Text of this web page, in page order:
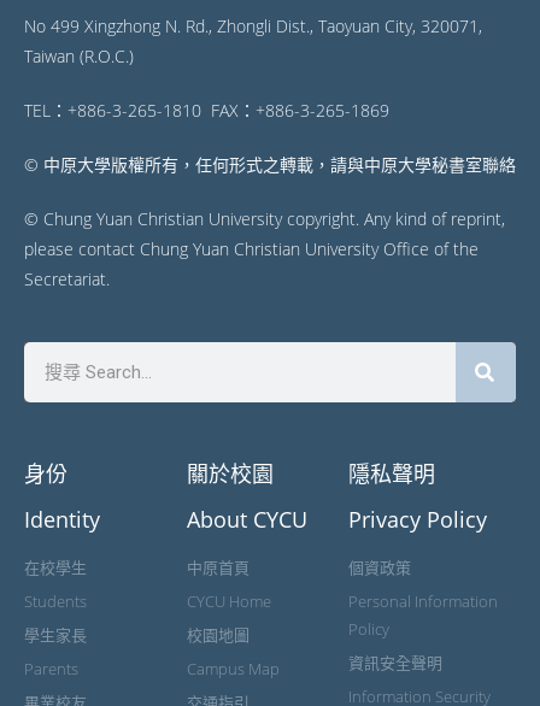
No 499 Xingzhong N. Rd., Zhongli Dist., Taoyuan City, 320071,
Taiwan (R.O.C.)
TEL：+886-3-265-1810 FAX：+886-3-265-1869
© 中原大學版權所有，任何形式之轉載，請與中原大學秘書室聯絡
© Chung Yuan Christian University copyright. Any kind of reprint,
please contact Chung Yuan Christian University Office of the
Secretariat.
身份
Identity
在校學生
Students
學生家長
Parents
關於校園
About CYCU
中原首頁
CYCU Home
校園地圖
Campus Map
隱私聲明
Privacy Policy
個資政策
Personal Information
Policy
資訊安全聲明
Information Security